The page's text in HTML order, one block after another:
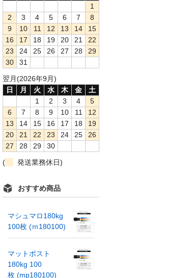
1
2
3 4 5 6 7
8
9
10 11 12 13 14
15
16
17 18 19 20 21
22
23
24 25 26 27 28
29
30
31
翌月(2026年9月)
日
月 火 水 木 金
土
1
2 3 4
5
6
7 8 9 10 11
12
13
14 15 16 17 18
19
20
21 22 23 24 25
26
27
28 29
30
(
発送業務休日)
おすすめ商品
マシュマロ180kg
100枚 (ｍ180100)
マットポスト
180kg 100
枚 (mp180100)